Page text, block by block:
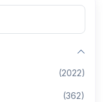
(2022)
(362)